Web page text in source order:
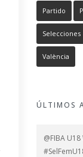
Partido
Selecciones
València
ÚLTIMOS
@FIBA